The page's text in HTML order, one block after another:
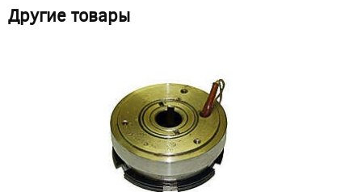
Другие товары